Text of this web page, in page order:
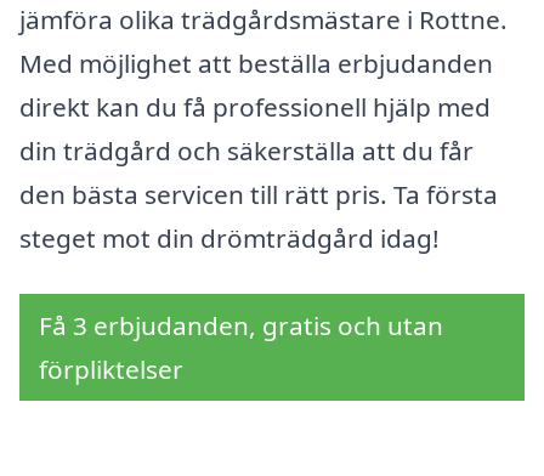
jämföra olika trädgårdsmästare i Rottne.
Med möjlighet att beställa erbjudanden
direkt kan du få professionell hjälp med
din trädgård och säkerställa att du får
den bästa servicen till rätt pris. Ta första
steget mot din drömträdgård idag!
Få 3 erbjudanden, gratis och utan
förpliktelser